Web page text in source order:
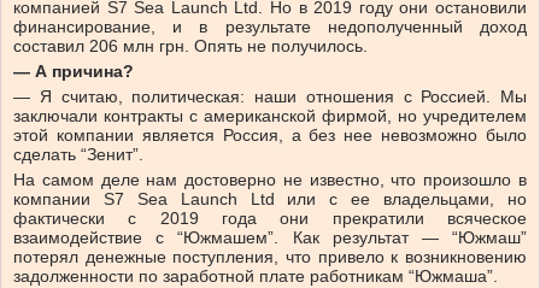
компанией S7 Sea Launch Ltd. Но в 2019 году они остановили
финансирование, и в результате недополученный доход
составил 206 млн грн. Опять не получилось.
— А причина?
— Я считаю, политическая: наши отношения с Россией. Мы
заключали контракты с американской фирмой, но учредителем
этой компании является Россия, а без нее невозможно было
сделать “Зенит”.
На самом деле нам достоверно не известно, что произошло в
компании S7 Sea Launch Ltd или с ее владельцами, но
фактически с 2019 года они прекратили всяческое
взаимодействие с “Южмашем”. Как результат — “Южмаш”
потерял денежные поступления, что привело к возникновению
задолженности по заработной плате работникам “Южмаша”.